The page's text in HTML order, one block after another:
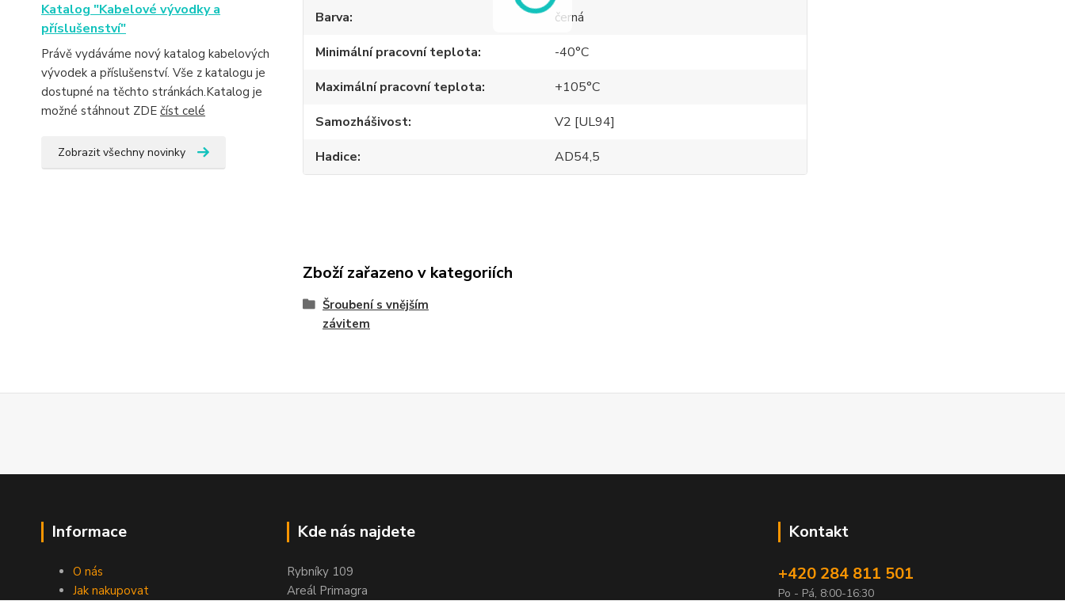
Katalog "Kabelové vývodky a
příslušenství"
Právě vydáváme nový katalog kabelových
vývodek a příslušenství. Vše z katalogu je
dostupné na těchto stránkách.Katalog je
možné stáhnout ZDE číst celé
Zobrazit všechny novinky
Barva
černá
Minimální pracovní teplota
-40°C
Maximální pracovní teplota
+105°C
Samozhášivost
V2 [UL94]
Hadice
AD54,5
Zboží zařazeno v kategoriích
Šroubení s vnějším
závitem
Informace
O nás
Jak nakupovat
Kde nás najdete
Rybníky 109
Areál Primagra
Kontakt
+420 284 811 501
Po - Pá, 8:00-16:30